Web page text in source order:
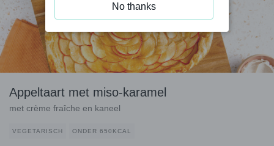
Appeltaart met miso-karamel
met crème fraîche en kaneel
VEGETARISCH ONDER 650KCAL
No thanks